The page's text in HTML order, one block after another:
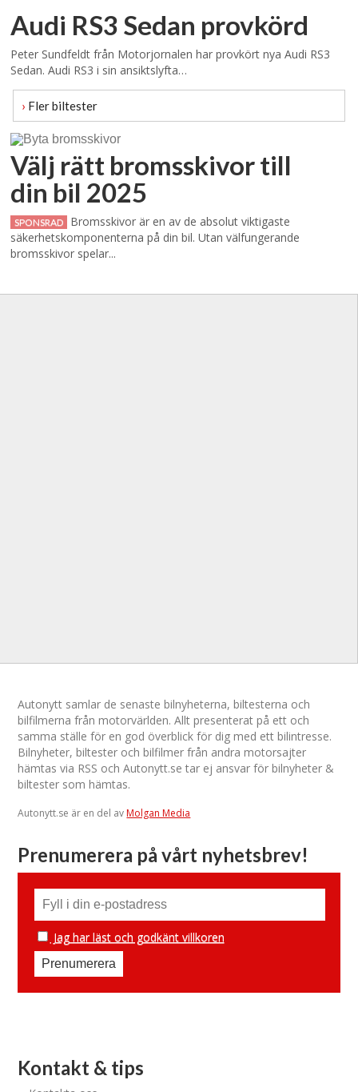
Audi RS3 Sedan provkörd
Peter Sundfeldt från Motorjornalen har provkört nya Audi RS3
Sedan. Audi RS3 i sin ansiktslyfta…
› Fler biltester
Välj rätt bromsskivor till
din bil 2025
SPONSRAD
Bromsskivor är en av de absolut viktigaste
säkerhetskomponenterna på din bil. Utan välfungerande
bromsskivor spelar...
Autonytt samlar de senaste bilnyheterna, biltesterna och
bilfilmerna från motorvärlden. Allt presenterat på ett och
samma ställe för en god överblick för dig med ett bilintresse.
Bilnyheter, biltester och bilfilmer från andra motorsajter
hämtas via RSS och Autonytt.se tar ej ansvar för bilnyheter &
biltester som hämtas.
Autonytt.se är en del avMolgan Media
Prenumerera på vårt nyhetsbrev!
Jag har läst och godkänt villkoren
Kontakt & tips